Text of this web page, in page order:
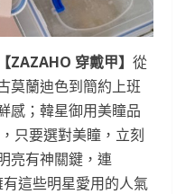
【ZAZAHO 穿戴甲】 從
莫蘭迪色到簡約上班
感；韓星御用美瞳品
只要選對美瞳，立刻
亮有神關鍵，連
這些明星愛用的人氣